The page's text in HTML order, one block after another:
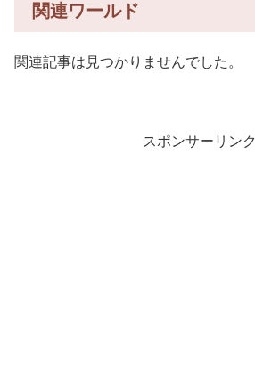
関連ワールド
関連記事は見つかりませんでした。
スポンサーリンク